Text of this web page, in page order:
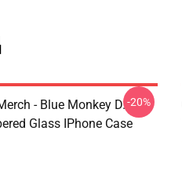
- Blue Monkey D.
Glass IPhone Case
-20%